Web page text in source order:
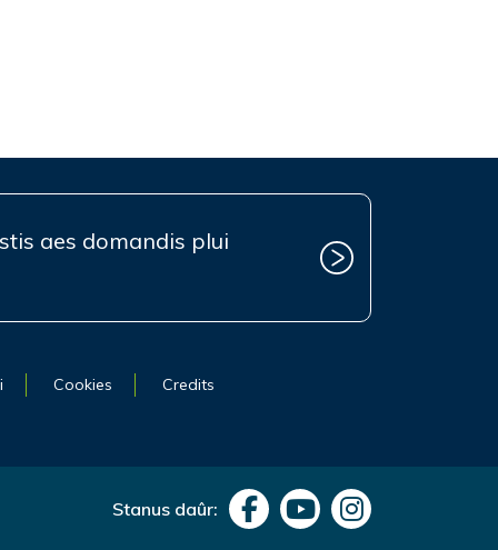
aes domandis plui
Cookies Credits
Stanus daûr: